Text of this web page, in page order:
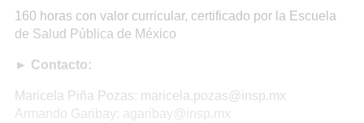
160 horas con valor curricular, certificado por la Escuela
de Salud Pública de México
► Contacto:
Maricela Piña Pozas: maricela.pozas@insp.mx
Armando Garibay: agaribay@insp.mx